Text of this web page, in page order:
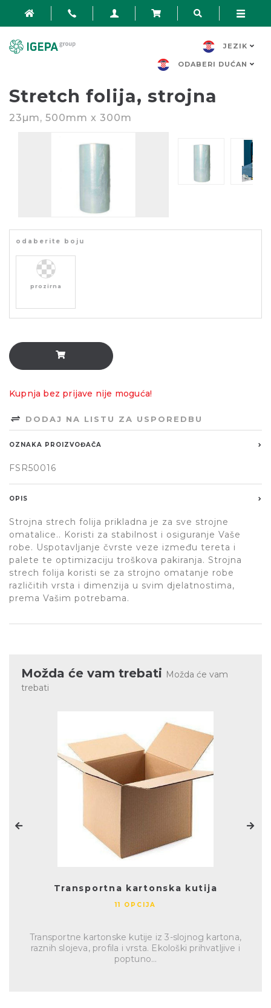
JEZIK
ODABERI DUĆAN
Stretch folija, strojna
23µm, 500mm x 300m
odaberite boju
prozirna
Kupnja bez prijave nije moguća!
DODAJ NA LISTU ZA USPOREDBU
OZNAKA PROIZVOĐAČA
FSR50016
OPIS
Strojna strech folija prikladna je za sve strojne
omatalice.. Koristi za stabilnost i osiguranje Vaše
robe. Uspotavljanje čvrste veze između tereta i
palete te optimizaciju troškova pakiranja. Strojna
strech folija koristi se za strojno omatanje robe
različitih vrsta i dimenzija u svim djelatnostima,
prema Vašim potrebama.
Možda će vam trebati Možda će vam
trebati
Transportna kartonska kutija
11 OPCIJA
Transportne kartonske kutije iz 3-slojnog kartona,
raznih slojeva, profila i vrsta. Ekološki prihvatljive i
poptuno...